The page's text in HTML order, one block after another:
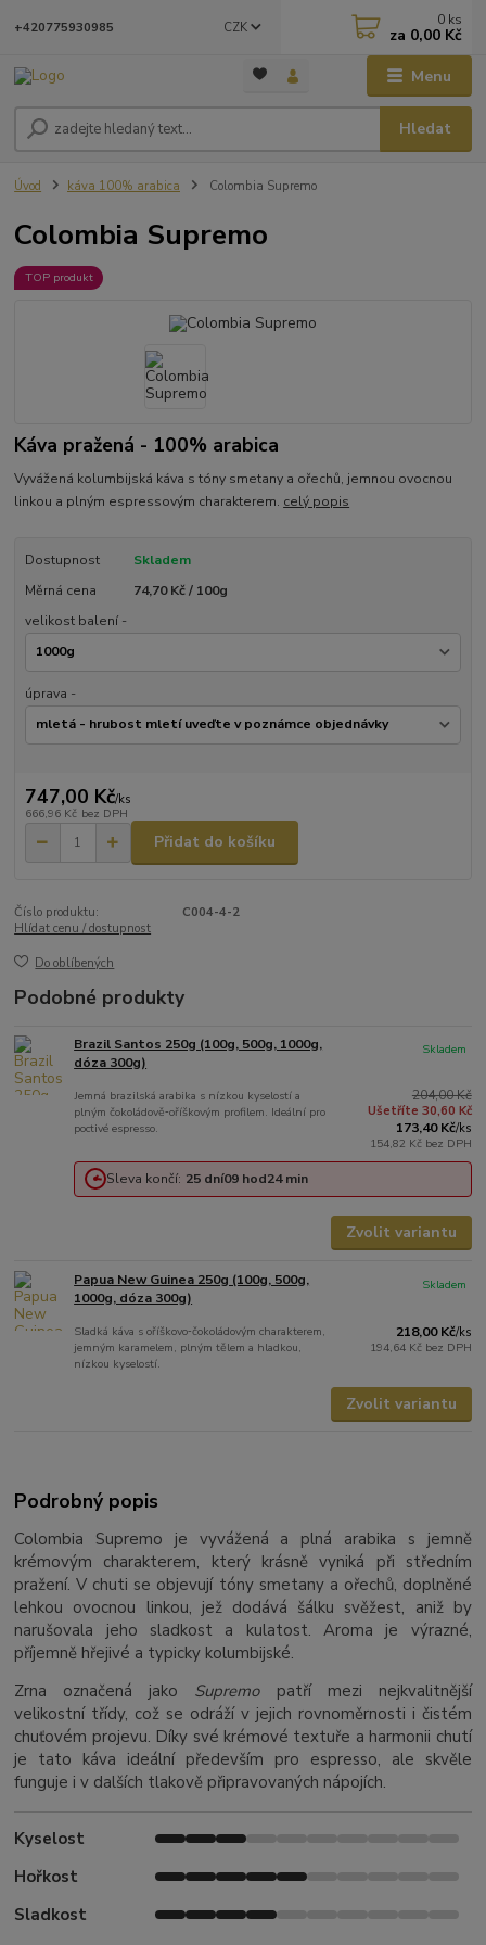
Menu
CZK
Hledat
+420775930985 0 ks
za 0,00 Kč
Úvod káva 100% arabica Colombia Supremo
Colombia Supremo
TOP produkt
Káva pražená - 100% arabica
Vyvážená kolumbijská káva s tóny smetany a ořechů, jemnou ovocnou
linkou a plným espressovým charakterem. celý popis
Dostupnost
Skladem
Měrná cena
74,70 Kč / 100g
velikost balení -
úprava -
747,00 Kč/ks
666,96 Kč bez DPH
Přidat do košíku
Číslo produktu:
C004-4-2
Hlídat cenu / dostupnost
Do oblíbených
Podobné produkty
Brazil Santos 250g (100g, 500g, 1000g,
dóza 300g)
Jemná brazilská arabika s nízkou kyselostí a
plným čokoládově‑oříškovým profilem. Ideální pro
poctivé espresso.
204,00 Kč
Ušetříte 30,60 Kč
173,40 Kč/ks
154,82 Kč bez DPH
Skladem
Sleva končí: 25 dní09 hod24min
Zvolit variantu
Papua New Guinea 250g (100g, 500g,
1000g, dóza 300g)
Sladká káva s oříškovo‑čokoládovým charakterem,
jemným karamelem, plným tělem a hladkou,
nízkou kyselostí.
218,00 Kč/ks
194,64 Kč bez DPH
Skladem
Zvolit variantu
Podrobný popis
Colombia Supremo je vyvážená a plná arabika s jemně
krémovým charakterem, který krásně vyniká při středním
pražení. V chuti se objevují tóny smetany a ořechů, doplněné
lehkou ovocnou linkou, jež dodává šálku svěžest, aniž by
narušovala jeho sladkost a kulatost. Aroma je výrazné,
příjemně hřejivé a typicky kolumbijské.
Zrna označená jako Supremopatří mezi nejkvalitnější
velikostní třídy, což se odráží v jejich rovnoměrnosti i čistém
chuťovém projevu. Díky své krémové textuře a harmonii chutí
je tato káva ideální především pro espresso, ale skvěle
funguje i v dalších tlakově připravovaných nápojích.
Kyselost
Hořkost
Sladkost